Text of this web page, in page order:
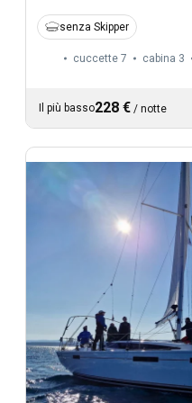
senza Skipper
cuccette 7 cabina 3
Il più basso228 € / notte